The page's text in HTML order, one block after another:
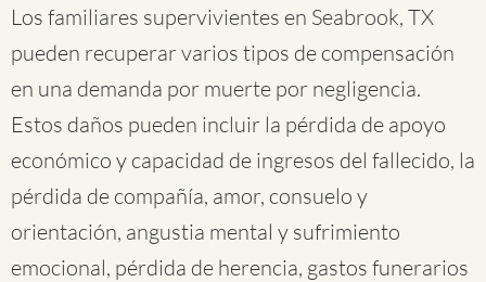
Los familiares supervivientes en Seabrook, TX
pueden recuperar varios tipos de compensación
en una demanda por muerte por negligencia.
Estos daños pueden incluir la pérdida de apoyo
económico y capacidad de ingresos del fallecido, la
pérdida de compañía, amor, consuelo y
orientación, angustia mental y sufrimiento
emocional, pérdida de herencia, gastos funerarios